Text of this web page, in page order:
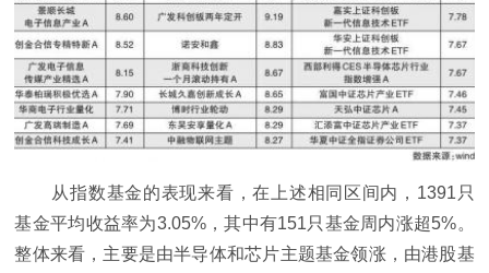
从指数基金的表现来看，在上述相同区间内，1391只
基金平均收益率为3.05%，其中有151只基金周内涨超5%。
整体来看，主要是由半导体和芯片主题基金领涨，由港股基